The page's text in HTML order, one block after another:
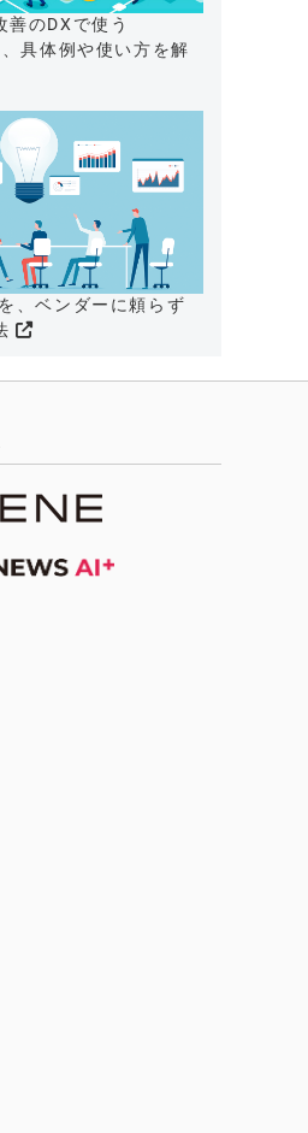
善のDXで使う
、具体例や使い方を解
、ベンダーに頼らず